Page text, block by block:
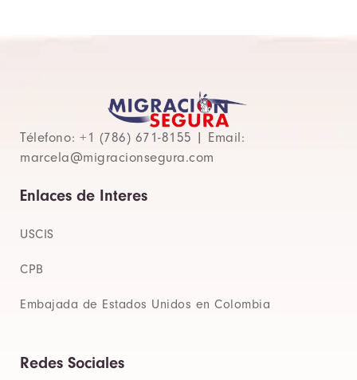
Télefono: +1 (786) 671-8155 | Email:
marcela@migracionsegura.com
Enlaces de Interes
USCIS
CPB
Embajada de Estados Unidos en Colombia
Redes Sociales